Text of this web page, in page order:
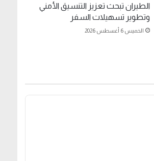
الطيران تبحث تعزيز التنسيق الأمني
وتطوير تسهيلات السفر
الخميس 6 أغسطس 2026